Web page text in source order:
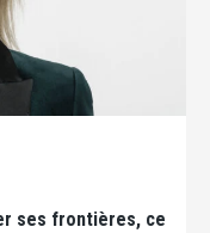
ses frontières, ce